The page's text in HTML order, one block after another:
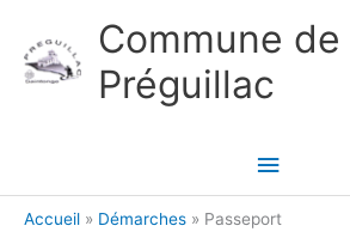
Commune de
Préguillac
Menu
principal
Accueil Démarches Passeport